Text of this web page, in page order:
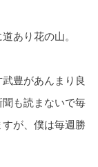
あり花の山。
豊があんまり良
も読まないで毎
が、僕は毎週勝